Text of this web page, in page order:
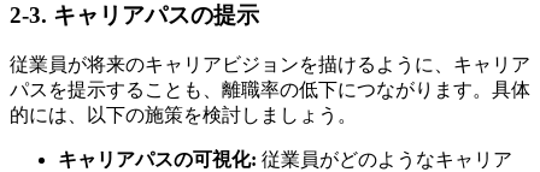
2-3. キャリアパスの提示
従業員が将来のキャリアビジョンを描けるように、キャリア
パスを提示することも、離職率の低下につながります。具体
的には、以下の施策を検討しましょう。
キャリアパスの可視化: 従業員がどのようなキャリア